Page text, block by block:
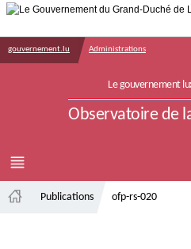
gouvernement.lu Administrations
Le gouvernement
Observatoire de
MENU
PRINCIPAL
Publications ofp-rs-020